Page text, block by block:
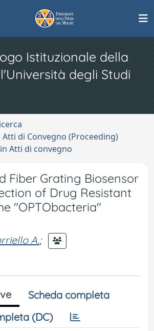
Istituzionale della
degli Studi
di Convegno (Proceeding)
Atti di convegno
Fiber Grating Biosensor
of Drug Resistant
"OPTObacteria"
A.;
Scheda completa
(DC)